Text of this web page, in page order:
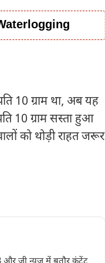
10 ग्राम था, अब यह
10 ग्राम सस्ता हुआ
को थोड़ी राहत जरूर